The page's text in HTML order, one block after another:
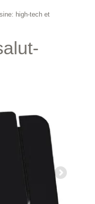
high-tech et